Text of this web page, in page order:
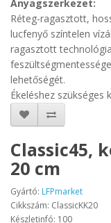
Anyagszerkezet:
Réteg-ragasztott,
lucfenyő színtelen
ragasztott
lehetőségét.
Ékeléshez
Classic45,
20 cm
Gyártó: LFPmarket
Cikkszám: ClassicKK20
Készletinfó: 100